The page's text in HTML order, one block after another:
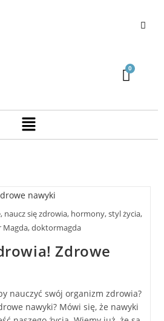
się zdrowia, hormony, styl życia,
doktormagda
Zdrowe
nauczyć swój organizm zdrowia?
nawyki? Mówi się, że nawyki